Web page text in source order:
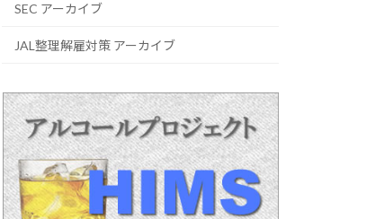
SEC アーカイブ
JAL整理解雇対策 アーカイブ